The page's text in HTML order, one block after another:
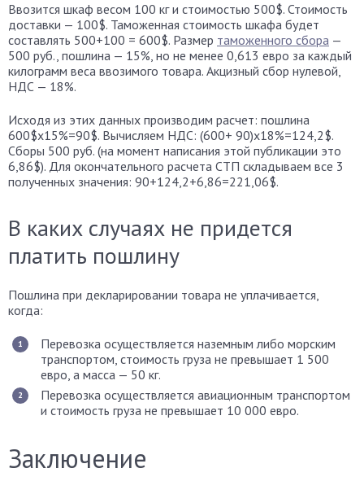
Ввозится шкаф весом 100 кг и стоимостью 500$. Стоимость
доставки — 100$. Таможенная стоимость шкафа будет
составлять 500+100 = 600$. Размер таможенного сбора —
500 руб., пошлина — 15%, но не менее 0,613 евро за каждый
килограмм веса ввозимого товара. Акцизный сбор нулевой,
НДС — 18%.
Исходя из этих данных производим расчет: пошлина
600$x15%=90$. Вычисляем НДС: (600+ 90)x18%=124,2$.
Сборы 500 руб. (на момент написания этой публикации это
6,86$). Для окончательного расчета СТП складываем все 3
полученных значения: 90+124,2+6,86=221,06$.
В каких случаях не придется
платить пошлину
Пошлина при декларировании товара не уплачивается,
когда:
Перевозка осуществляется наземным либо морским
транспортом, стоимость груза не превышает 1 500
евро, а масса — 50 кг.
Перевозка осуществляется авиационным транспортом
и стоимость груза не превышает 10 000 евро.
Заключение